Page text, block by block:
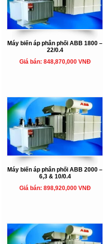
Máy biến áp phân phối ABB 1800 –
22/0.4
Giá bán: 848,870,000 VNĐ
Máy biến áp phân phối ABB 2000 –
6,3 & 10/0.4
Giá bán: 898,920,000 VNĐ